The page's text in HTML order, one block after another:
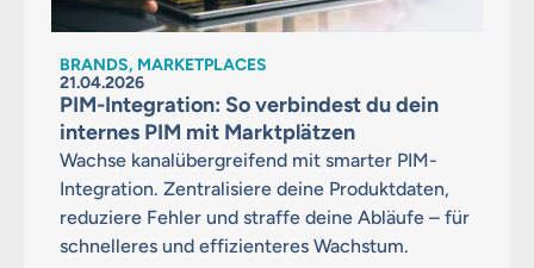
BRANDS, MARKETPLACES
21.04.2026
PIM-Integration: So verbindest du dein
internes PIM mit Marktplätzen
Wachse kanalübergreifend mit smarter PIM-
Integration. Zentralisiere deine Produktdaten,
reduziere Fehler und straffe deine Abläufe – für
schnelleres und effizienteres Wachstum.